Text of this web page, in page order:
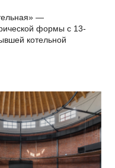
—
формы с 13-
котельной